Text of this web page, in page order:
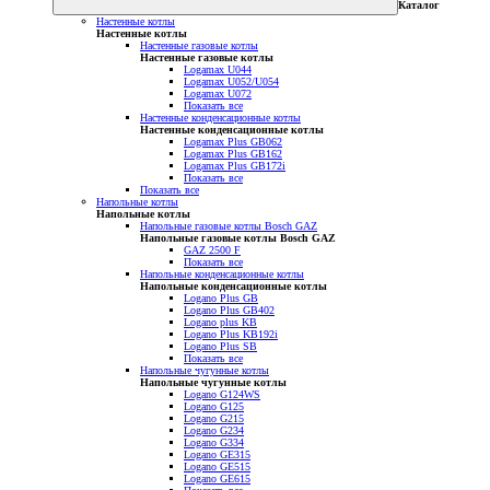
Каталог
Настенные котлы
Настенные котлы
Настенные газовые котлы
Настенные газовые котлы
Logamax U044
Logamax U052/U054
Logamax U072
Показать все
Настенные конденсационные котлы
Настенные конденсационные котлы
Logamax Plus GB062
Logamax Plus GB162
Logamax Plus GB172i
Показать все
Показать все
Напольные котлы
Напольные котлы
Напольные газовые котлы Bosch GAZ
Напольные газовые котлы Bosch GAZ
GAZ 2500 F
Показать все
Напольные конденсационные котлы
Напольные конденсационные котлы
Logano Plus GB
Logano Plus GB402
Logano plus KB
Logano Plus KB192i
Logano Plus SB
Показать все
Напольные чугунные котлы
Напольные чугунные котлы
Logano G124WS
Logano G125
Logano G215
Logano G234
Logano G334
Logano GE315
Logano GE515
Logano GE615